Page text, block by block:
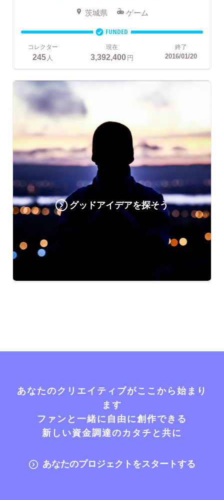
茨城県 ゲーム
FUNDED
コレクター
245 人
現在
3,392,400円
終了
2016/01/20
グッドアイデアを探そう
あなたのクリエイティブがここから始まり
ます
ファンと一緒に自由に創作できる
新しい資金調達のカタチと共に
あなたのプロジェクトをスタートする